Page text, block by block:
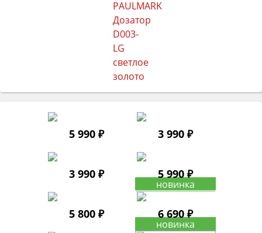
5 990 ₽ 3 990 ₽
3 990 ₽ 5 990 ₽
5 800 ₽ 6 690 ₽